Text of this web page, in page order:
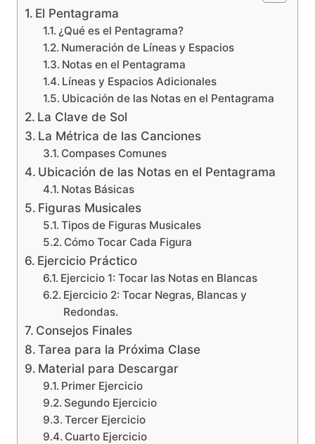
El Pentagrama
¿Qué es el Pentagrama?
Numeración de Líneas y Espacios
Notas en el Pentagrama
Líneas y Espacios Adicionales
Ubicación de las Notas en el Pentagrama
La Clave de Sol
La Métrica de las Canciones
Compases Comunes
Ubicación de las Notas en el Pentagrama
Notas Básicas
Figuras Musicales
Tipos de Figuras Musicales
Cómo Tocar Cada Figura
Ejercicio Práctico
Ejercicio 1: Tocar las Notas en Blancas
Ejercicio 2: Tocar Negras, Blancas y
Redondas.
Consejos Finales
Tarea para la Próxima Clase
Material para Descargar
Primer Ejercicio
Segundo Ejercicio
Tercer Ejercicio
Cuarto Ejercicio